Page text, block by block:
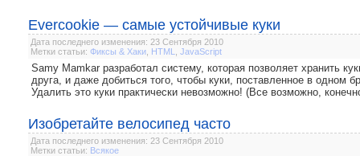
Evercookie — самые устойчивые куки
Дата последнего изменения: 23 Сентября 2010
Метки статьи: Фиксы & Хаки HTML JavaScript
Samy Mamkar разработал систему, которая позволяет хранить
друга, и даже добиться того, чтобы куки, поставленное в одном
Удалить это куки практически невозможно! (Все возможно,
Изобретайте велосипед часто
Дата последнего изменения: 23 Сентября 2010
Метки статьи: Всякое